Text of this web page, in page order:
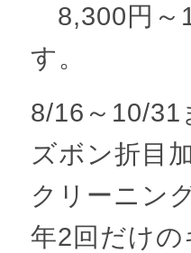
8,300円～
す。
8/16～10/31
ズボン折目
クリーニン
年2回だけ